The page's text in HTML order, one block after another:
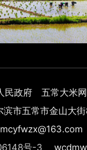
民政府 五常大米
滨市五常市金山大
号-3